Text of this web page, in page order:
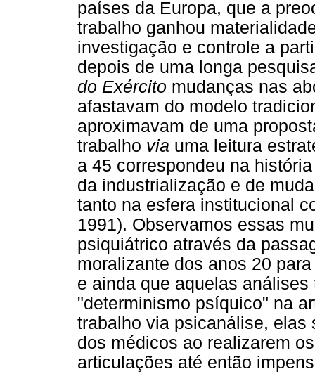
países da Europa, que a
trabalho ganhou
investigação e controle a
depois de uma longa
do Exército mudanças nas
afastavam do modelo
aproximavam de uma
trabalho via uma leitura
a 45 correspondeu na
da industrialização e de
tanto na esfera institucional
1991). Observamos essas
psiquiátrico através da
moralizante dos anos 20
e ainda que aquelas
"determinismo psíquico" na
trabalho via psicanálise, elas
dos médicos ao realizarem
articulações até então